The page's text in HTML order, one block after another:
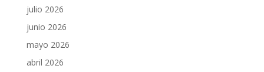
julio 2026
junio 2026
mayo 2026
abril 2026